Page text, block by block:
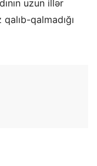
uzun illər
qalmadığı